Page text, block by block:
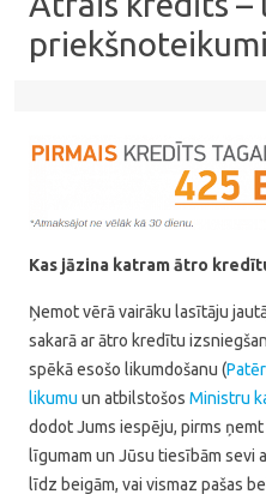
priekšnoteikumi
Kas jāzina katram ātro
Ņemot vērā vairāku lasītāju
sakarā ar ātro kredītu
spēkā esošo likumdošanu (
likumu un atbilstošos Ministru
dodot Jums iespēju, pirms
līgumam un Jūsu tiesībām sevi
līdz beigām, vai vismaz pašas